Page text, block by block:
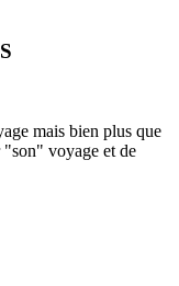
mais bien plus que
"son" voyage et de